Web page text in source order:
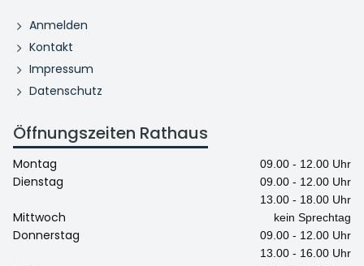
Anmelden
Kontakt
Impressum
Datenschutz
Öffnungszeiten Rathaus
Montag 09.00 - 12.00 Uhr
Dienstag
09.00 - 12.00 Uhr
13.00 - 18.00 Uhr
Mittwoch kein Sprechtag
Donnerstag
09.00 - 12.00 Uhr
13.00 - 16.00 Uhr